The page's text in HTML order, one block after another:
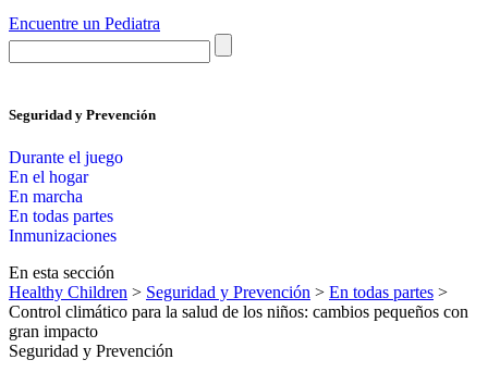
Encuentre un Pediatra
Seguridad y Prevención
Durante el juego
En el hogar
En marcha
En todas partes
Inmunizaciones
En esta sección
Healthy Children > Seguridad y Prevención > En todas partes >
Control climático para la salud de los niños: cambios pequeños con
gran impacto
Seguridad y Prevención